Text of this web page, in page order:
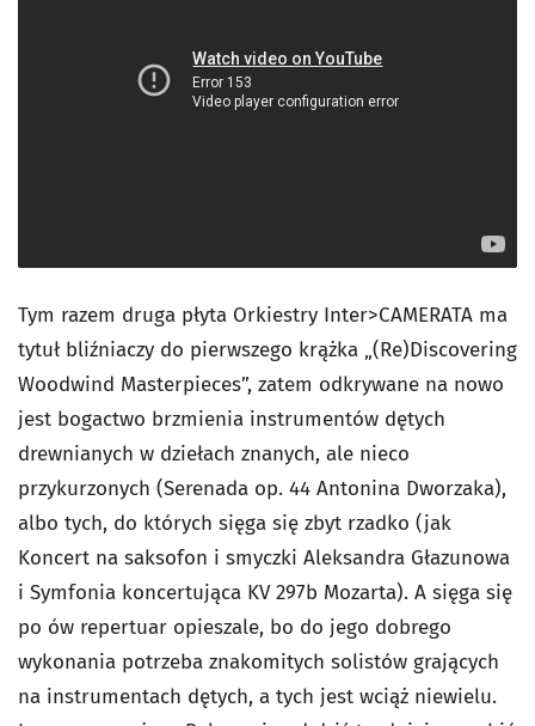
Tym razem druga płyta Orkiestry Inter>CAMERATA ma
tytuł bliźniaczy do pierwszego krążka „(Re)Discovering
Woodwind Masterpieces”, zatem odkrywane na nowo
jest bogactwo brzmienia instrumentów dętych
drewnianych w dziełach znanych, ale nieco
przykurzonych (Serenada op. 44 Antonina Dworzaka),
albo tych, do których sięga się zbyt rzadko (jak
Koncert na saksofon i smyczki Aleksandra Głazunowa
i Symfonia koncertująca KV 297b Mozarta). A sięga się
po ów repertuar opieszale, bo do jego dobrego
wykonania potrzeba znakomitych solistów grających
na instrumentach dętych, a tych jest wciąż niewielu.